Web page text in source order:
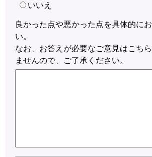
いいえ
良かった点や悪かった点を具体的に
い。
なお、お答えが必要なご意見はこち
ませんので、ご了承ください。